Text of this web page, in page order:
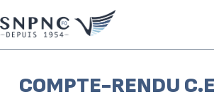
COMPTE-RENDU